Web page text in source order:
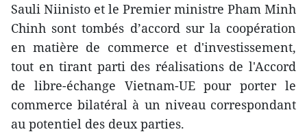
Sauli Niinisto et le Premier ministre Pham Minh
Chinh sont tombés d’accord sur la coopération
en matière de commerce et d'investissement,
tout en tirant parti des réalisations de l'Accord
de libre-échange Vietnam-UE pour porter le
commerce bilatéral à un niveau correspondant
au potentiel des deux parties.